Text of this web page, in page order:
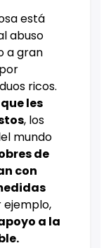
está
abuso
a gran
ricos.
les
, los
mundo
de
con
ejemplo,
a la